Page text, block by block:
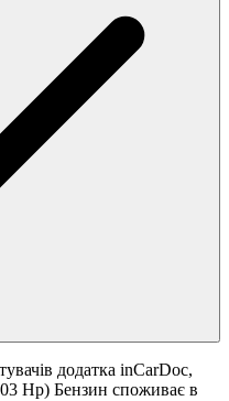
додатка inCarDoc,
Hp) Бензин споживає в